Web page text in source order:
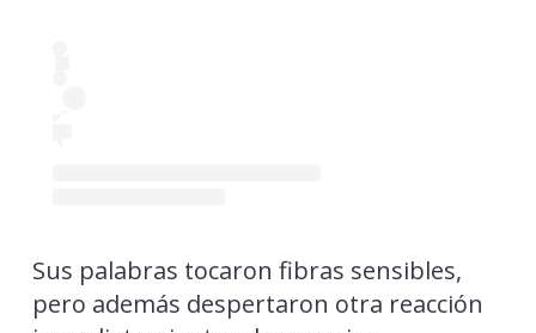
Sus palabras tocaron fibras sensibles,
pero además despertaron otra reacción